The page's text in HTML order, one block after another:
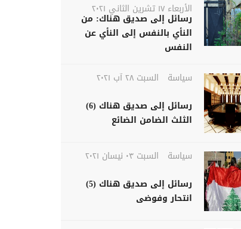
الأربعاء ١٧ تشرين الثاني ٢٠٢١
رسائل إلى صديق هناك: من
النأي بالنفس إلى النأي عن
النفس
سياسة
السبت ٢٨ آب ٢٠٢١
رسائل إلى صديق هناك (6)
الثلث الضامن الضائع
سياسة
السبت ٠٣ نيسان ٢٠٢١
رسائل إلى صديق هناك (5)
انتحار وفوضى